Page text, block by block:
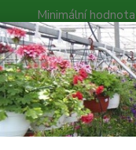
Minimální
můžete čekat
Poradna